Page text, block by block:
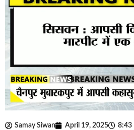
Samay Siwan April 19, 2025 8:43